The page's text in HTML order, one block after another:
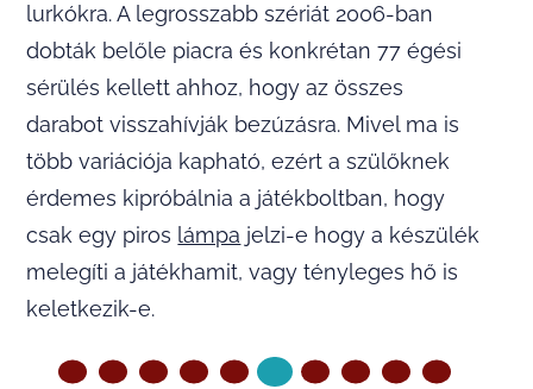
lurkókra. A legrosszabb szériát 2006-ban
dobták belőle piacra és konkrétan 77 égési
sérülés kellett ahhoz, hogy az összes
darabot visszahívják bezúzásra. Mivel ma is
több variációja kapható, ezért a szülőknek
érdemes kipróbálnia a játékboltban, hogy
csak egy piros lámpa jelzi-e hogy a készülék
melegíti a játékhamit, vagy tényleges hő is
keletkezik-e.